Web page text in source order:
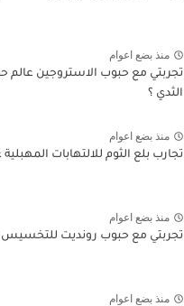
منذ بضع اعوام
تجربتي مع حبوب الاستروجين عالم
الثدي ؟
منذ بضع اعوام
تجارب بلع الثوم للالتهابات
منذ بضع اعوام
تجربتي مع حبوب رونديت للتخسيس
منذ بضع اعوام